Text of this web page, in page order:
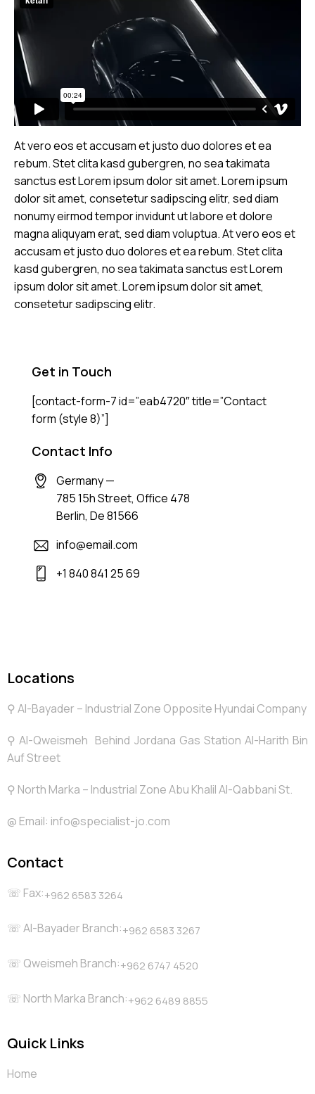
At vero eos et accusam et justo duo dolores et ea
rebum. Stet clita kasd gubergren, no sea takimata
sanctus est Lorem ipsum dolor sit amet. Lorem ipsum
dolor sit amet, consetetur sadipscing elitr, sed diam
nonumy eirmod tempor invidunt ut labore et dolore
magna aliquyam erat, sed diam voluptua. At vero eos et
accusam et justo duo dolores et ea rebum. Stet clita
kasd gubergren, no sea takimata sanctus est Lorem
ipsum dolor sit amet. Lorem ipsum dolor sit amet,
consetetur sadipscing elitr.
Get in Touch
[contact-form-7 id=”eab4720″ title=”Contact
form (style 8)”]
Contact Info
Germany —
785 15h Street, Office 478
Berlin, De 81566
info@email.com
+1 840 841 25 69
Locations
⚲ Al-Bayader – Industrial Zone Opposite Hyundai Company
⚲ Al-Qweismeh Behind Jordana Gas Station Al-Harith Bin
Auf Street
⚲ North Marka – Industrial Zone Abu Khalil Al-Qabbani St.
@️ Email: info@specialist-jo.com
Contact
☏ Fax:+962 6583 3264
☏ Al-Bayader Branch:+962 6583 3267
☏ Qweismeh Branch:+962 6747 4520
☏ North Marka Branch:+962 6489 8855
Quick Links
Home